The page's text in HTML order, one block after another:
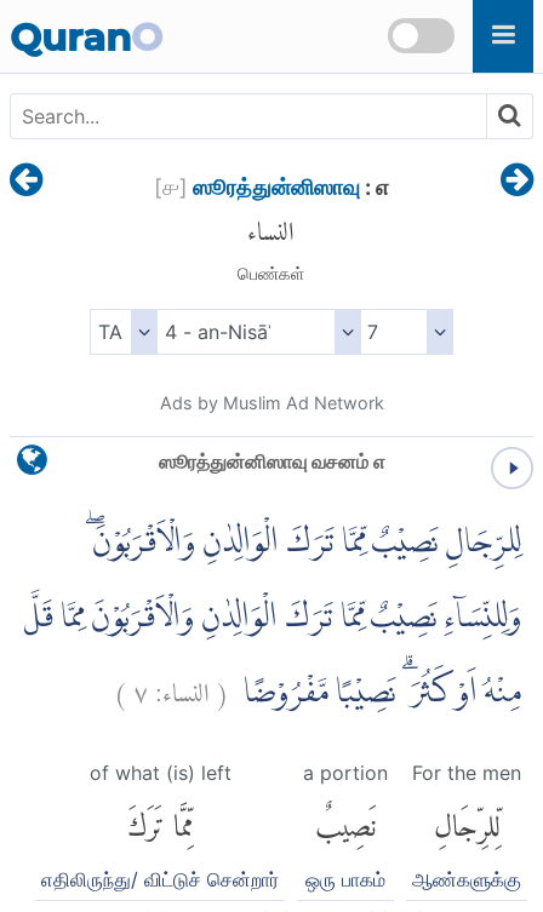
QuranO
[௪] ஸூரத்துன்னிஸாவு: ௭
النساء
பெண்கள்
Ads by Muslim Ad Network
ஸூரத்துன்னிஸாவு வசனம் ௭
لِلرِّجَالِ نَصِيْبٌ مِّمَّا تَرَكَ الْوَالِدٰنِ وَالْاَقْرَبُوْنَۖ
وَلِلنِّسَاۤءِ نَصِيْبٌ مِّمَّا تَرَكَ الْوَالِدٰنِ وَالْاَقْرَبُوْنَ مِمَّا قَلَّ
مِنْهُ اَوْ كَثُرَ ۗ نَصِيْبًا مَّفْرُوْضًا (النساء:٧)
For the men
لِّلرِّجَالِ
ஆண்களுக்கு
a portion
نَصِيبٌ
ஒரு பாகம்
of what (is) left
مِّمَّا تَرَكَ
எதிலிருந்து/ விட்டுச் சென்றார்